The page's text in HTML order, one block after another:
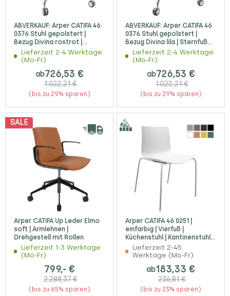
ABVERKAUF: Arper CATIFA 46
0376 Stuhl gepolstert |
Bezug Divina rostrot |
Sternfuß auf Rollen
Lieferzeit 2-4 Werktage
(Mo-Fr)
ab726,53 €
1.022,21 €
(bis zu 29% sparen)
ABVERKAUF: Arper CATIFA 46
0376 Stuhl gepolstert |
Bezug Divina lila | Sternfuß
auf Rollen Kopie
Lieferzeit 2-4 Werktage
(Mo-Fr)
ab726,53 €
1.022,21 €
(bis zu 29% sparen)
SALE
Arper CATIFA Up Leder Elmo
soft | Armlehnen |
Drehgestell mit Rollen
Lieferzeit 1-3 Werktage
(Mo-Fr)
799,- €
2.288,37 €
(bis zu 65% sparen)
Arper CATIFA 46 0251 |
einfarbig | Vierfuß |
Küchenstuhl | Kantinenstuhl |
Konferenzstuhl
Lieferzeit 2-45
Werktage (Mo-Fr)
ab183,33 €
236,81 €
(bis zu 23% sparen)